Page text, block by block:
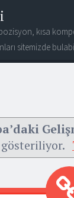
kısa
sitemizde